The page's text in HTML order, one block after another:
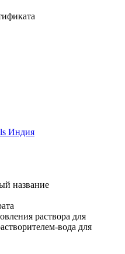
Индия
название
раствора для
вода для